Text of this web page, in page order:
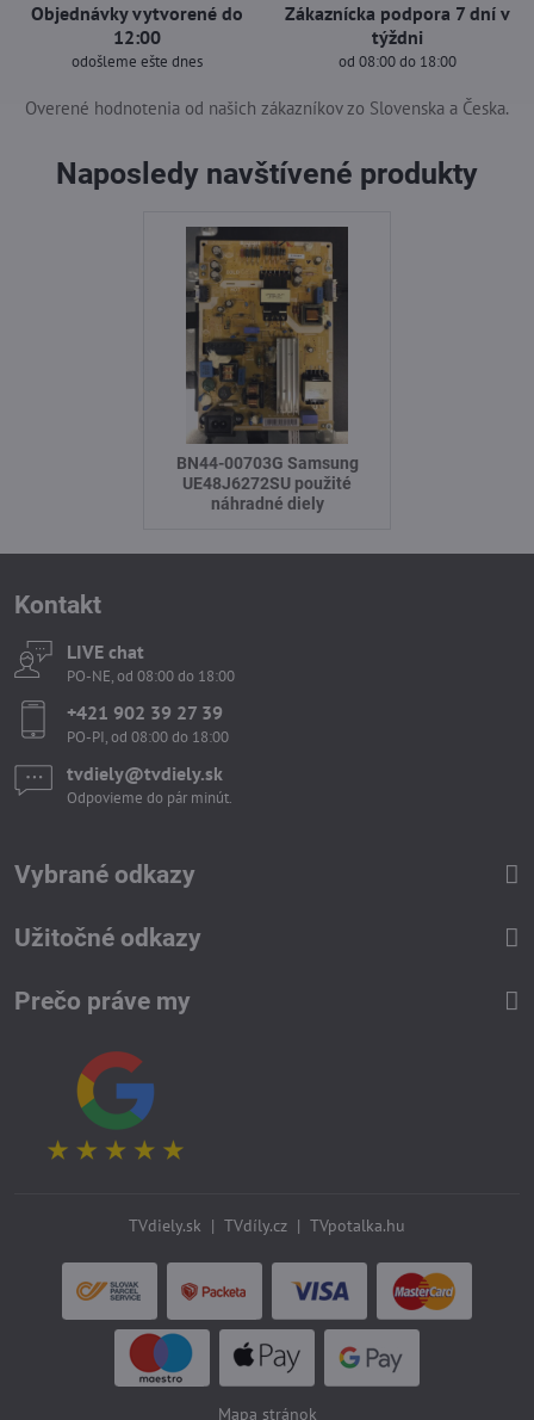
Objednávky vytvorené do
12:00
odošleme ešte dnes
Zákaznícka podpora 7 dní v
týždni
od 08:00 do 18:00
Overené hodnotenia od našich zákazníkov zo Slovenska a Česka.
Naposledy navštívené produkty
BN44-00703G Samsung
UE48J6272SU použité
náhradné diely
Kontakt
LIVE chat
PO-NE, od 08:00 do 18:00
+421 902 39 27 39
PO-PI, od 08:00 do 18:00
tvdiely​​@tvdiely​​.sk
Odpovieme do pár minút.
Vybrané odkazy
Užitočné odkazy
Prečo práve my
TVdiely.sk | TVdíly.cz | TVpotalka.hu
Mapa stránok